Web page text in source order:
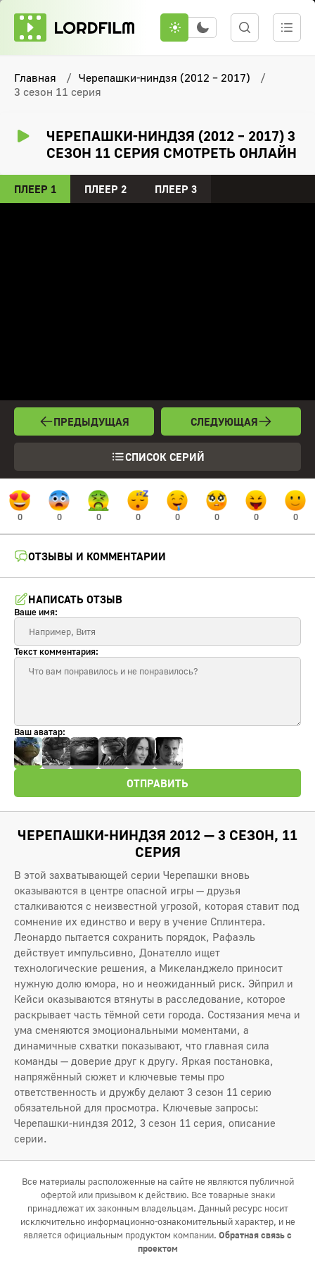
Главная
Черепашки-ниндзя (2012 – 2017)
3 сезон 11 серия
ЧЕРЕПАШКИ-НИНДЗЯ (2012 – 2017) 3
СЕЗОН 11 СЕРИЯ СМОТРЕТЬ ОНЛАЙН
ПЛЕЕР 1 ПЛЕЕР 2 ПЛЕЕР 3
ПРЕДЫДУЩАЯ
СПИСОК СЕРИЙ
СЛЕДУЮЩАЯ
0 0 0 0 0 0 0 0
ОТЗЫВЫ И КОММЕНТАРИИ
НАПИСАТЬ ОТЗЫВ
Ваше имя:
Текст комментария:
Ваш аватар:
ОТПРАВИТЬ
ЧЕРЕПАШКИ-НИНДЗЯ 2012 — 3 СЕЗОН, 11
СЕРИЯ
В этой захватывающей серии Черепашки вновь
оказываются в центре опасной игры — друзья
сталкиваются с неизвестной угрозой, которая ставит под
сомнение их единство и веру в учение Сплинтера.
Леонардо пытается сохранить порядок, Рафаэль
действует импульсивно, Донателло ищет
технологические решения, а Микеланджело приносит
нужную долю юмора, но и неожиданный риск. Эйприл и
Кейси оказываются втянуты в расследование, которое
раскрывает часть тёмной сети города. Состязания меча и
ума сменяются эмоциональными моментами, а
динамичные схватки показывают, что главная сила
команды — доверие друг к другу. Яркая постановка,
напряжённый сюжет и ключевые темы про
ответственность и дружбу делают 3 сезон 11 серию
обязательной для просмотра. Ключевые запросы:
Черепашки-ниндзя 2012, 3 сезон 11 серия, описание
серии.
Все материалы расположенные на сайте не являются публичной
офертой или призывом к действию. Все товарные знаки
принадлежат их законным владельцам. Данный ресурс носит
исключительно информационно-ознакомительный характер, и не
является официальным продуктом компании. Обратная связь с
проектом